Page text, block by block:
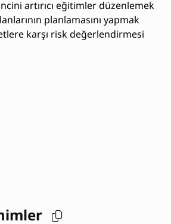
artırıcı eğitimler düzenlemek
planlamasını yapmak
karşı risk değerlendirmesi